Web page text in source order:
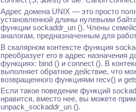
Адрес домена UNIX — это просто
установленной длины нулевыми
функции sockaddr_un (). Члены
аналогам, предназначенным для
В скалярном контексте функция
преобразует его в адрес назначения
функциях: bind () и connect (). В
выполняет обратное действие, что
возвращенного функциями recv() и
Если такое поведение функций
нравится, вместо нее, вы можете
unpack_sockaddr_un ().